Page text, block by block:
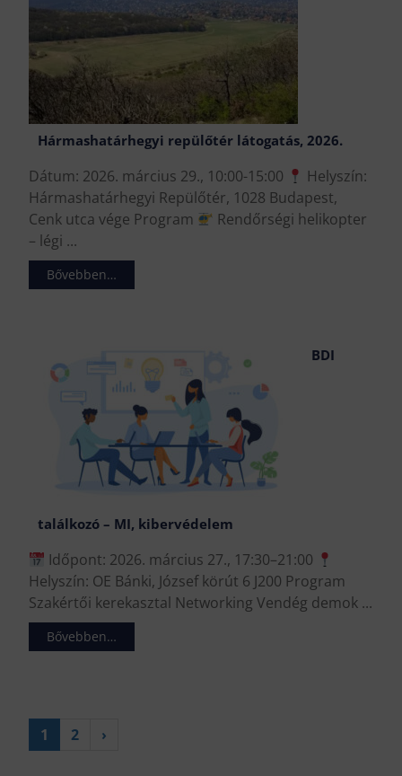
Hármashatárhegyi repülőtér látogatás, 2026.
Dátum: 2026. március 29., 10:00-15:00
Helyszín:
Hármashatárhegyi Repülőtér, 1028 Budapest,
Cenk utca vége Program
Rendőrségi helikopter
– légi ...
Bővebben…
BDI
találkozó – MI, kibervédelem
Időpont: 2026. március 27., 17:30–21:00
Helyszín: OE Bánki, József körút 6 J200 Program
Szakértői kerekasztal Networking Vendég demok ...
Bővebben…
1 2 ›